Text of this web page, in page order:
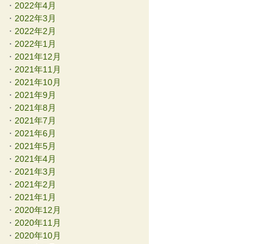
2022年4月
2022年3月
2022年2月
2022年1月
2021年12月
2021年11月
2021年10月
2021年9月
2021年8月
2021年7月
2021年6月
2021年5月
2021年4月
2021年3月
2021年2月
2021年1月
2020年12月
2020年11月
2020年10月